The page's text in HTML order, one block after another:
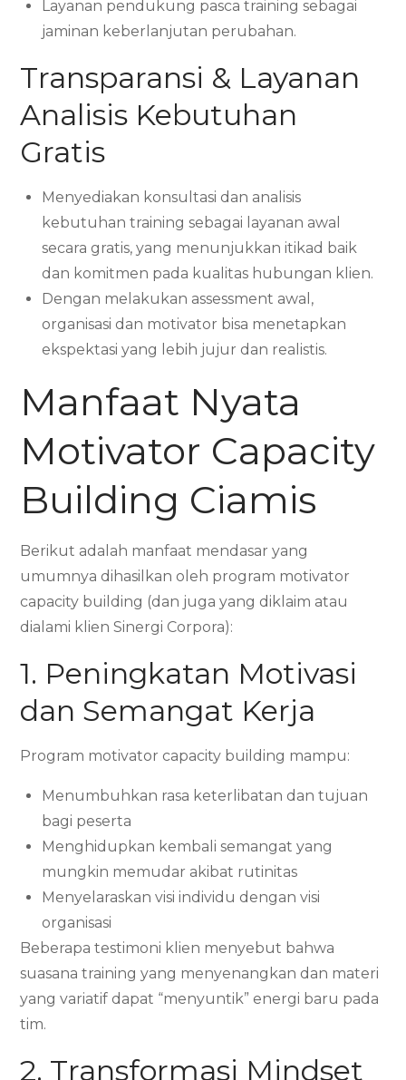
Layanan pendukung pasca training sebagai
jaminan keberlanjutan perubahan.
Transparansi & Layanan
Analisis Kebutuhan
Gratis
Menyediakan konsultasi dan analisis
kebutuhan training sebagai layanan awal
secara gratis, yang menunjukkan itikad baik
dan komitmen pada kualitas hubungan klien.
Dengan melakukan assessment awal,
organisasi dan motivator bisa menetapkan
ekspektasi yang lebih jujur dan realistis.
Manfaat Nyata
Motivator Capacity
Building Ciamis
Berikut adalah manfaat mendasar yang
umumnya dihasilkan oleh program motivator
capacity building (dan juga yang diklaim atau
dialami klien Sinergi Corpora):
1. Peningkatan Motivasi
dan Semangat Kerja
Program motivator capacity building mampu:
Menumbuhkan rasa keterlibatan dan tujuan
bagi peserta
Menghidupkan kembali semangat yang
mungkin memudar akibat rutinitas
Menyelaraskan visi individu dengan visi
organisasi
Beberapa testimoni klien menyebut bahwa
suasana training yang menyenangkan dan materi
yang variatif dapat “menyuntik” energi baru pada
tim.
2. Transformasi Mindset